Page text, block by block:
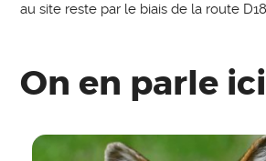
au site reste par le biais de la route
On en parle